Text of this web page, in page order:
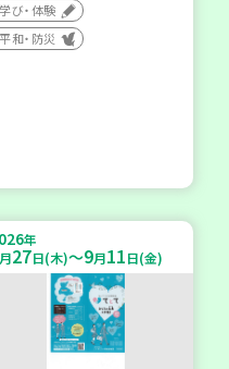
学び・体験
平和・防災
年
月27日(木)～9月11日(金)